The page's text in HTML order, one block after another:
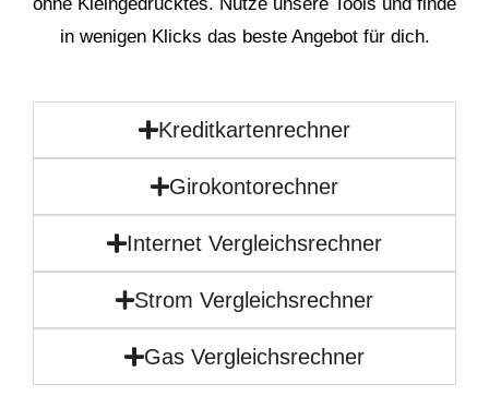
in wenigen Klicks das beste Angebot für dich.
Kreditkartenrechner
Girokontorechner
Internet Vergleichsrechner
Strom Vergleichsrechner
Gas Vergleichsrechner